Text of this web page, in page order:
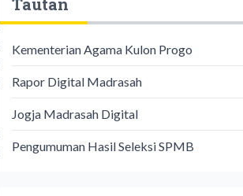
Kementerian Agama Kulon Progo
Rapor Digital Madrasah
Jogja Madrasah Digital
Pengumuman Hasil Seleksi SPMB